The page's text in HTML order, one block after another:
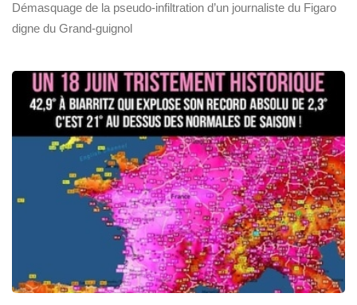
Démasquage de la pseudo-infiltration d’un journaliste du Figaro
digne du Grand-guignol